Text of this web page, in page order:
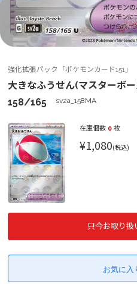
強化拡張パック「ポケモンカード151」
大きなふうせん(マスターボ
158/165
sv2a_158MA
在庫個数 0 枚
¥1,080(税込)
只今お取り扱